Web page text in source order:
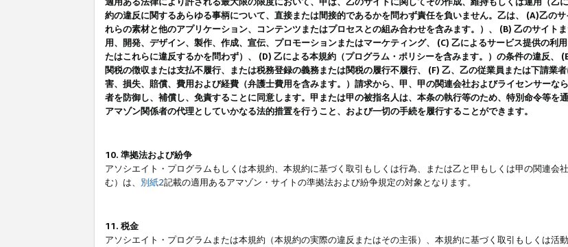
約の違反に関するあらゆる事柄について、直接または間接的であるかを問わず責任を負いません。乙は、 (A)乙の
れらの素材と他のアプリケーション、コンテンツまたはプロセスとの組み合わせを含みます。）、 (B) 乙のサイト
用、開発、デザイン、製作、作成、宣伝、プロモーションまたはマーケティング、 (C) 乙によるサービス提供の利
たはこれらに違反するかを問わず）、 (D) 乙による本規約（プログラム・ポリシーを含みます。）の条件の違反、
関税の徴収または支払不履行、または税務登録の義務または関税の履行不履行、 (F) 乙、乙の従業員または下請業
害、損失、賠償、費用および経費（弁護士費用を含みます。）請求から、甲、甲の関連会社およびライセンサーな
者を防御し、補償し、免責することに同意します。甲または甲の被指名人は、本条の執行等のため、特別命令等を
アマゾン関係者の代理としていかなる法的措置を行うこと、および一切の手続を履行することができます。
10. 準拠法および紛争
アソシエイト・プログラムもしくは本規約、本規約に基づく取引もしくは行為、または乙と甲もしくは甲の関連会
む）は、 別紙2記載の適用あるアマゾン・サイトの準拠法および紛争規定の対象となります。
11. 税金
アソシエイト・プログラムまたは本規約（本規約の実際の違反またはその主張）、本規約に基づく取引もしくは活